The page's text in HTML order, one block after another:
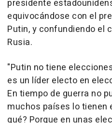
presidente
equivocándose con el
Putin, y confundiendo el
Rusia.
"Putin no tiene
es un líder electo en
En tiempo de guerra no
muchos países lo tienen
qué? Porque en unas